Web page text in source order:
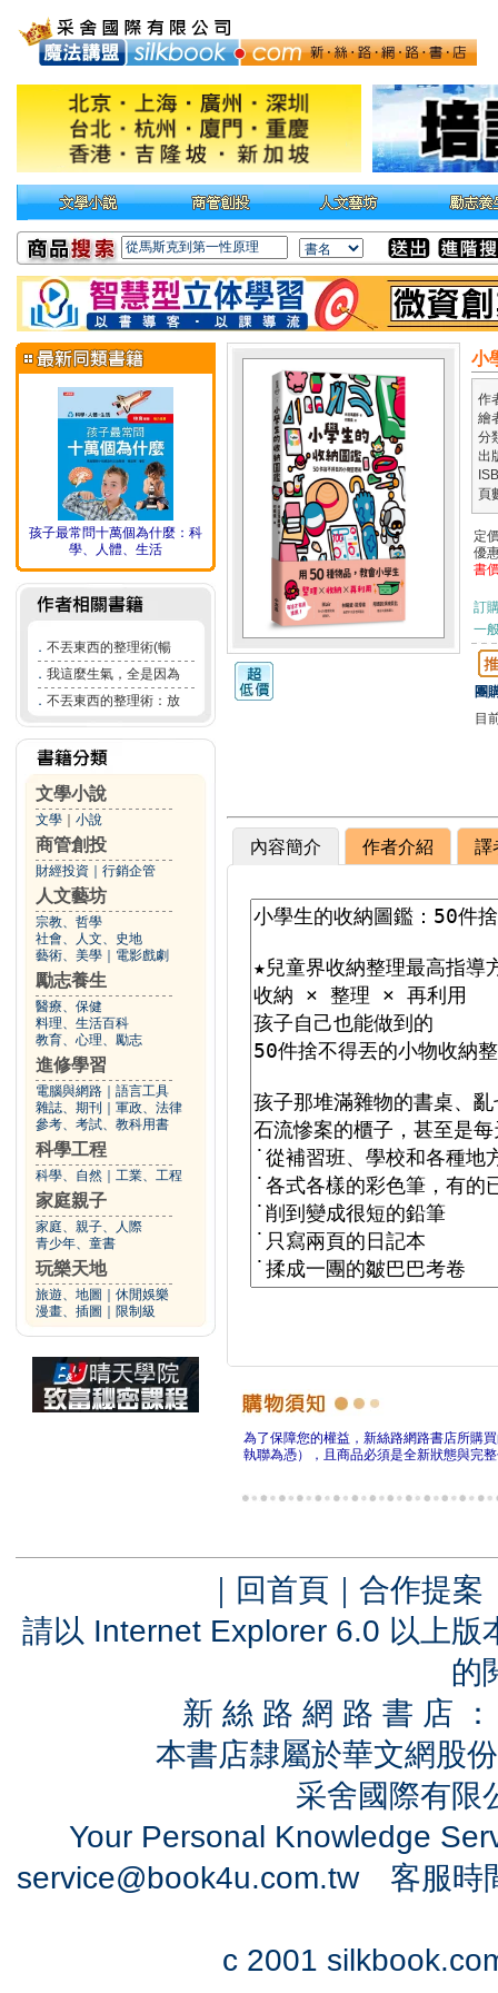
孩子最常問十萬個為什麼：科
學、人體、生活
． 不丟東西的整理術(暢
． 我這麼生氣，全是因為
． 不丟東西的整理術：放
文學小說
文學 小說
商管創投
財經投資 行銷企管
人文藝坊
宗教、哲學
社會、人文、史地
藝術、美學
電影戲劇
勵志養生
醫療、保健
料理、生活百科
教育、心理、勵志
進修學習
電腦與網路
語言工具
雜誌、期刊
軍政、法律
參考、考試、教科用書
科學工程
科學、自然 工業、工程
家庭親子
家庭、親子、人際
青少年、童書
玩樂天地
旅遊、地圖
休閒娛樂
漫畫、插圖
限制級
小
作
繪
分
出
頁
定
優
書
訂
一
團
目
內容簡介 作者介紹 譯
為了保障您的權益，新絲路網路書店所購
執聯為憑），且商品必須是全新狀態與完
｜ 回首頁 ｜ 合作提案
請以 Internet Explorer 6.0 以上
的
新 絲 路 網 路 書 店
本書店隸屬於華文網股
采舍國際有
Your Personal Knowledge
service@book4u.com.tw客服時
c 2001